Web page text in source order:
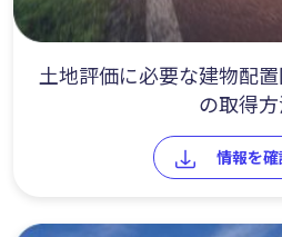
土地評価に必要な建物配
の取得
情報を